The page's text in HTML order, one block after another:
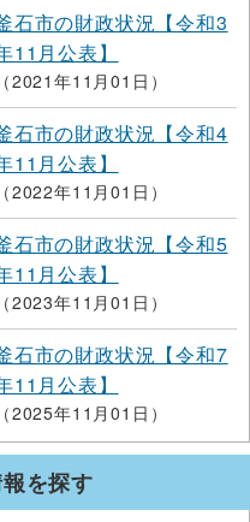
石市の財政状況【令和3
11月公表】
2021年11月01日
石市の財政状況【令和4
11月公表】
2022年11月01日
石市の財政状況【令和5
11月公表】
2023年11月01日
石市の財政状況【令和7
11月公表】
2025年11月01日
を探す